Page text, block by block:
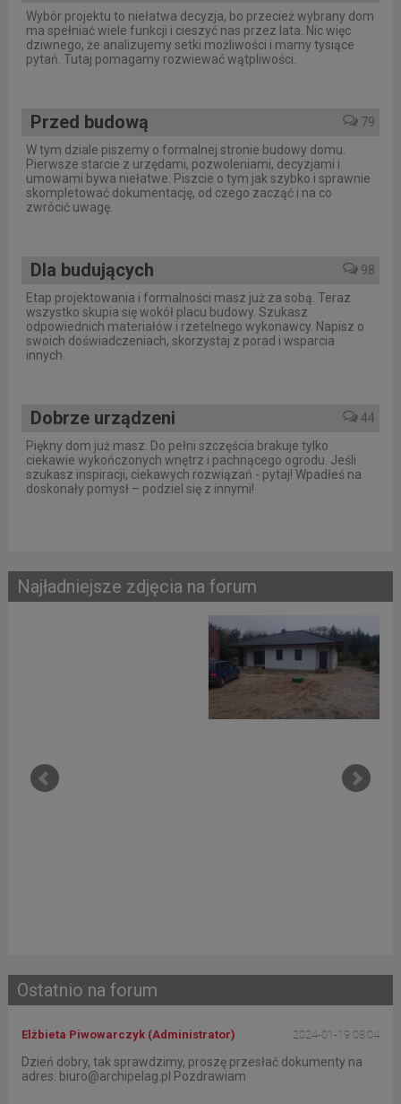
Wybór projektu to niełatwa decyzja, bo przecież wybrany dom
ma spełniać wiele funkcji i cieszyć nas przez lata. Nic więc
dziwnego, że analizujemy setki możliwości i mamy tysiące
pytań. Tutaj pomagamy rozwiewać wątpliwości.
Przed budową
79
W tym dziale piszemy o formalnej stronie budowy domu.
Pierwsze starcie z urzędami, pozwoleniami, decyzjami i
umowami bywa niełatwe. Piszcie o tym jak szybko i sprawnie
skompletować dokumentację, od czego zacząć i na co
zwrócić uwagę.
Dla budujących
98
Etap projektowania i formalności masz już za sobą. Teraz
wszystko skupia się wokół placu budowy. Szukasz
odpowiednich materiałów i rzetelnego wykonawcy. Napisz o
swoich doświadczeniach, skorzystaj z porad i wsparcia
innych.
Dobrze urządzeni
44
Piękny dom już masz. Do pełni szczęścia brakuje tylko
ciekawie wykończonych wnętrz i pachnącego ogrodu. Jeśli
szukasz inspiracji, ciekawych rozwiązań - pytaj! Wpadłeś na
doskonały pomysł – podziel się z innymi!
Najładniejsze zdjęcia na forum
Ostatnio na forum
Elżbieta Piwowarczyk (Administrator) 2024-01-19 08:04
Dzień dobry, tak sprawdzimy, proszę przesłać dokumenty na
adres: biuro@archipelag.pl Pozdrawiam